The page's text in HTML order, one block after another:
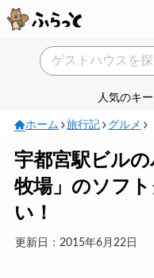
人気のキ
ホーム 旅行記 グルメ
宇都宮駅ビル
牧場」のソフ
い！
更新日：2015年6月22日